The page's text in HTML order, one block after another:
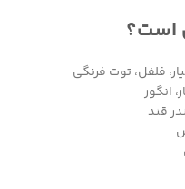
است؟
فلفل، توت فرنگی
انگور
قند